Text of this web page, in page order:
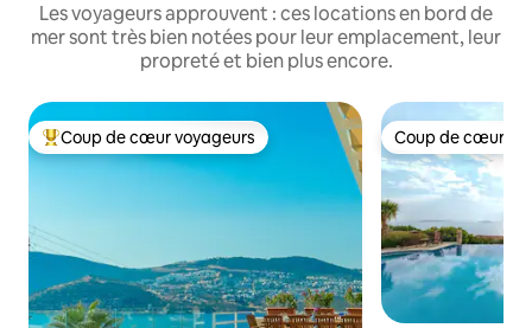
Les voyageurs approuvent : ces locations en bord de
mer sont très bien notées pour leur emplacement, leur
propreté et bien plus encore.
Coups de cœur voyageurs les plus appréciés
Coup de cœur voyageurs Coup de cœur
Coup de cœur